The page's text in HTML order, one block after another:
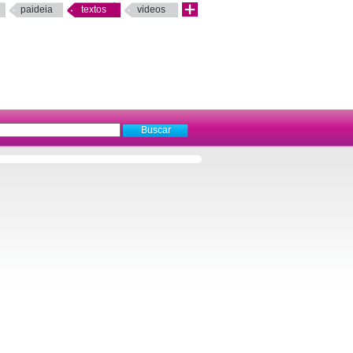
paideia textos videos